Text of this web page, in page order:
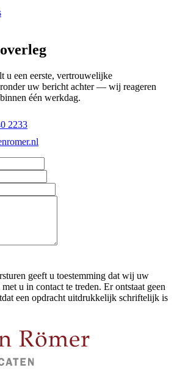
u een eerste, vertrouwelijke
uw bericht achter — wij reageren
één werkdag.
2233
geeft u toestemming dat wij uw
u in contact te treden. Er ontstaat geen
een opdracht uitdrukkelijk schriftelijk is